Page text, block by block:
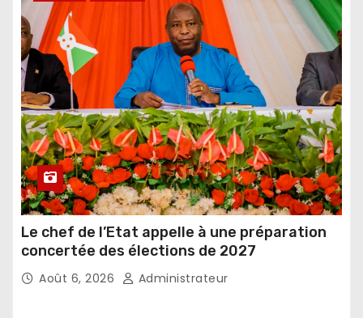
Le chef de l’Etat appelle à une préparation
concertée des élections de 2027
Août 6, 2026 Administrateur